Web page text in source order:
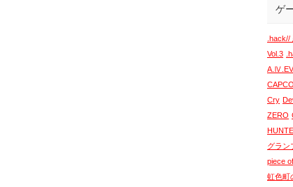
ゲ
.hack//
Vol.3
Cry
ZERO
グラン
piece
虹色町